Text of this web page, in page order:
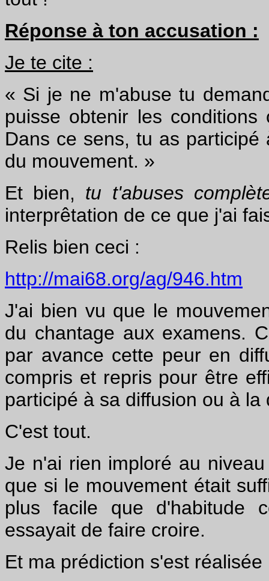
Réponse à ton accusation :
Je te cite :
« Si je ne m'abuse tu
puisse obtenir les
Dans ce sens, tu as
du mouvement. »
Et bien, tu t'abuses
interprêtation de ce que j'ai
Relis bien ceci :
http://mai68.org/ag/946.htm
J'ai bien vu que le
du chantage aux examens.
par avance cette peur en
compris et repris pour être
participé à sa diffusion ou à
C'est tout.
Je n'ai rien imploré au
que si le mouvement était
plus facile que d'habitude
essayait de faire croire.
Et ma prédiction s'est réalisée